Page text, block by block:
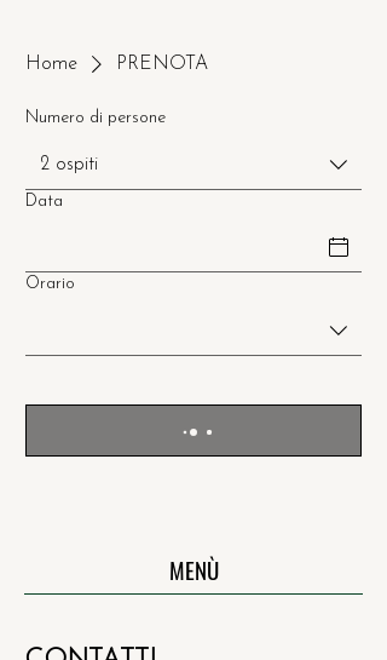
Home PRENOTA
Numero di persone
2 ospiti
Data
Orario
MENÙ